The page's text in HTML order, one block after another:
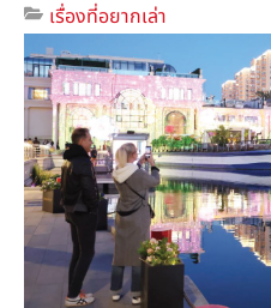
เรื่องที่อยากเล่า